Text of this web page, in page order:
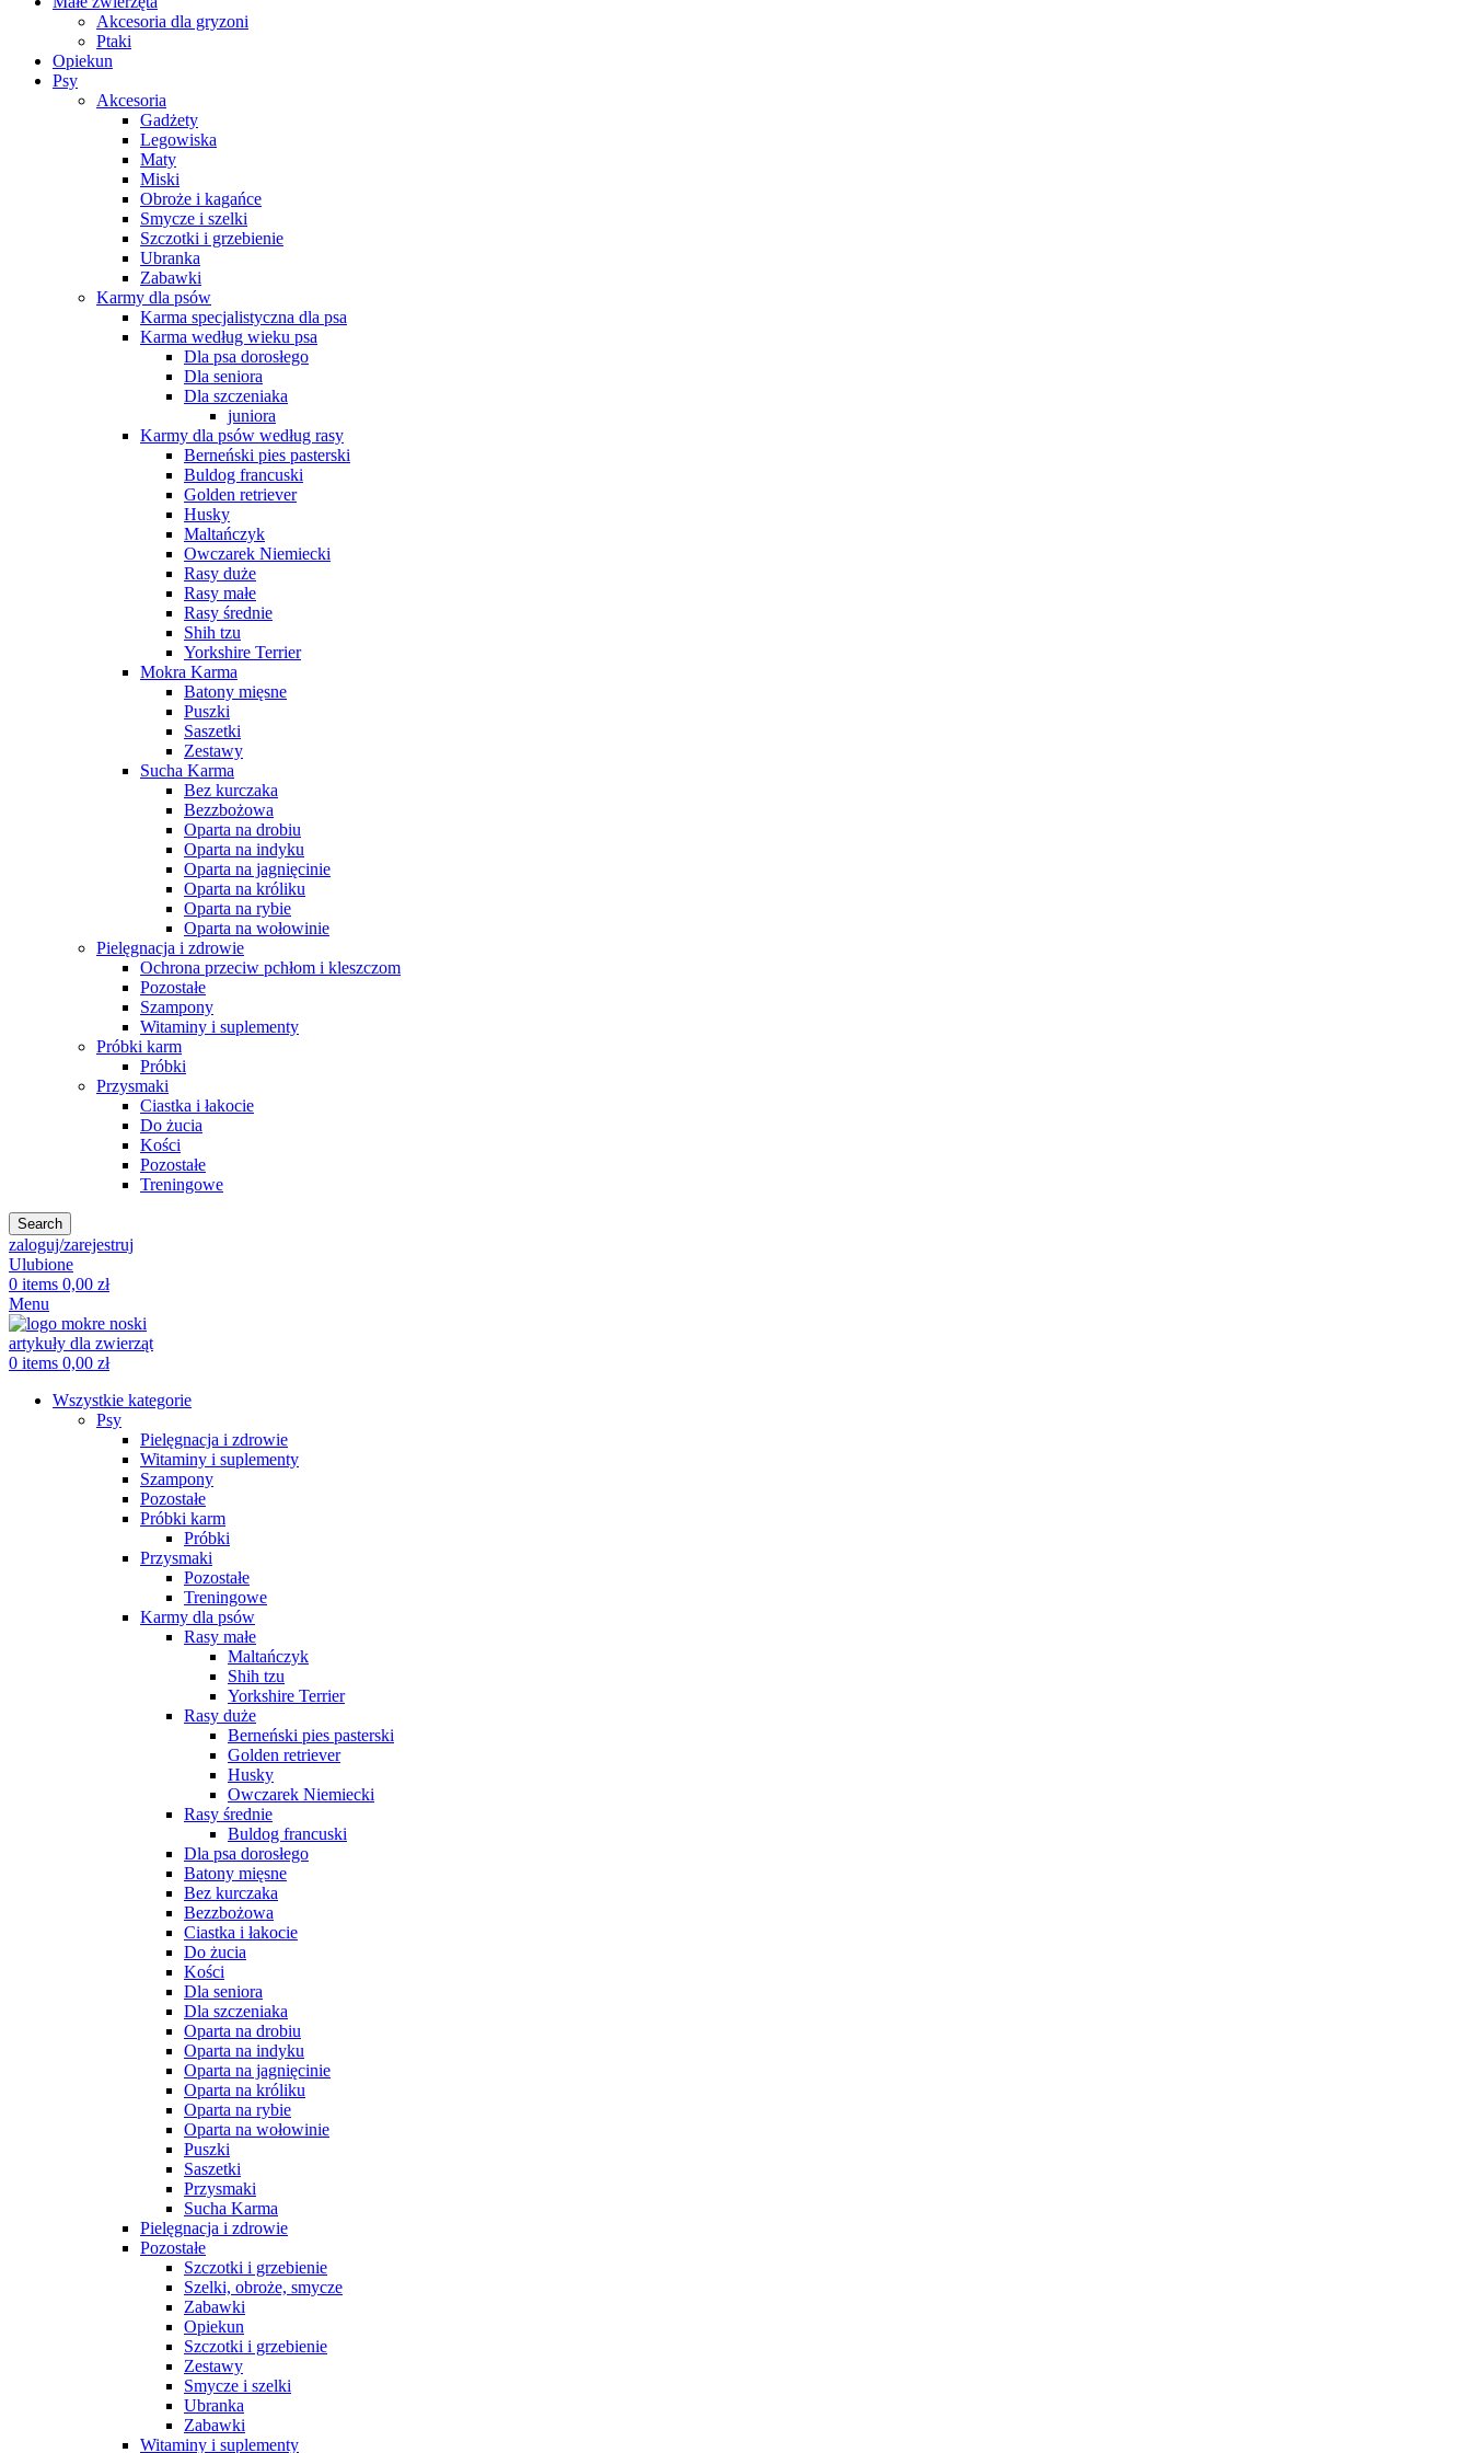
Akcesoria dla gryzoni
Ptaki
Opiekun
Psy
Akcesoria
Gadżety
Legowiska
Maty
Miski
Obroże i kagańce
Smycze i szelki
Szczotki i grzebienie
Ubranka
Zabawki
Karmy dla psów
Karma specjalistyczna dla psa
Karma według wieku psa
Dla psa dorosłego
Dla seniora
Dla szczeniaka
juniora
Karmy dla psów według rasy
Berneński pies pasterski
Buldog francuski
Golden retriever
Husky
Maltańczyk
Owczarek Niemiecki
Rasy duże
Rasy małe
Rasy średnie
Shih tzu
Yorkshire Terrier
Mokra Karma
Batony mięsne
Puszki
Saszetki
Zestawy
Sucha Karma
Bez kurczaka
Bezzbożowa
Oparta na drobiu
Oparta na indyku
Oparta na jagnięcinie
Oparta na króliku
Oparta na rybie
Oparta na wołowinie
Pielęgnacja i zdrowie
Ochrona przeciw pchłom i kleszczom
Pozostałe
Szampony
Witaminy i suplementy
Próbki karm
Próbki
Przysmaki
Ciastka i łakocie
Do żucia
Kości
Pozostałe
Treningowe
Search
zaloguj/zarejestruj
Ulubione
0 items 0,00 zł
Menu
0 items 0,00 zł
Wszystkie kategorie
Psy
Pielęgnacja i zdrowie
Witaminy i suplementy
Szampony
Pozostałe
Próbki karm
Próbki
Przysmaki
Pozostałe
Treningowe
Karmy dla psów
Rasy małe
Maltańczyk
Shih tzu
Yorkshire Terrier
Rasy duże
Berneński pies pasterski
Golden retriever
Husky
Owczarek Niemiecki
Rasy średnie
Buldog francuski
Dla psa dorosłego
Batony mięsne
Bez kurczaka
Bezzbożowa
Ciastka i łakocie
Do żucia
Kości
Dla seniora
Dla szczeniaka
Oparta na drobiu
Oparta na indyku
Oparta na jagnięcinie
Oparta na króliku
Oparta na rybie
Oparta na wołowinie
Puszki
Saszetki
Przysmaki
Sucha Karma
Pielęgnacja i zdrowie
Pozostałe
Szczotki i grzebienie
Szelki, obroże, smycze
Zabawki
Opiekun
Szczotki i grzebienie
Zestawy
Smycze i szelki
Ubranka
Zabawki
Witaminy i suplementy